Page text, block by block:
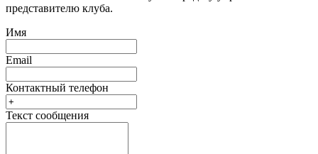
представителю клуба.
Имя
Email
Контактный телефон
Текст сообщения